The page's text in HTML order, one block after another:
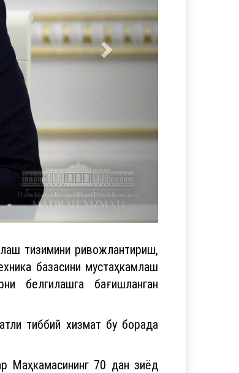
тизимини ривожлантириш,
базасини мустаҳкамлаш
белгилашга бағишланган
тиббий хизмат бу борада
Маҳкамасининг 70 дан зиёд